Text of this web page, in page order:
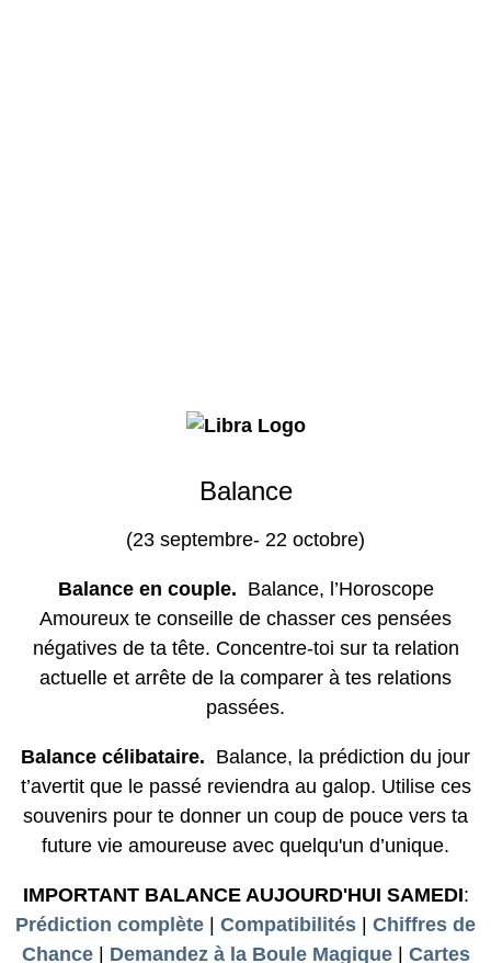
Balance
(23 septembre- 22 octobre)
Balance en couple. Balance, l’Horoscope
Amoureux te conseille de chasser ces pensées
négatives de ta tête. Concentre-toi sur ta relation
actuelle et arrête de la comparer à tes relations
passées.
Balance célibataire. Balance, la prédiction du jour
t’avertit que le passé reviendra au galop. Utilise ces
souvenirs pour te donner un coup de pouce vers ta
future vie amoureuse avec quelqu'un d’unique.
IMPORTANT BALANCE AUJOURD'HUI SAMEDI:
Prédiction complète | Compatibilités | Chiffres de
Chance| Demandez à la Boule Magique| Cartes